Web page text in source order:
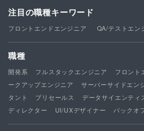
注目の職種キーワード
フロントエンドエンジニア QA/テストエン
職種
開発系 フルスタックエンジニア フロント
ークアップエンジニア
サーバーサイドエン
タント
プリセールス データサイエンティ
ディレクター
UI/UXデザイナー バックオ